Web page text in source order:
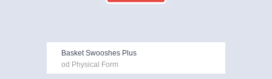
Basket Swooshes Plus
od Physical Form